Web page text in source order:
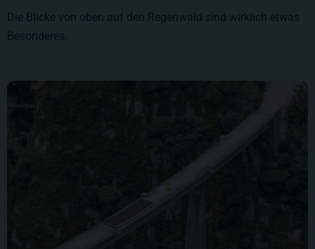
Die Blicke von oben auf den Regenwald sind wirklich etwas
Besonderes.